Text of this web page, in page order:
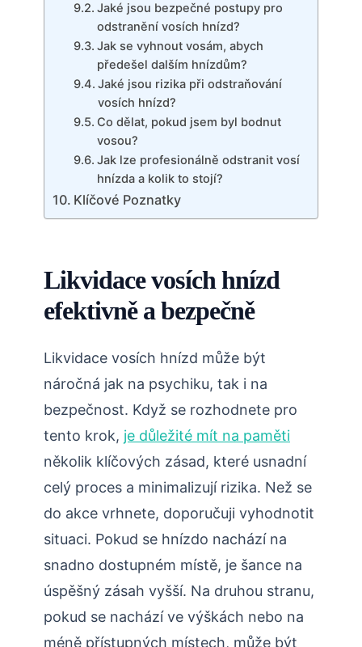
Jaké jsou bezpečné postupy pro
odstranění vosích hnízd?
Jak⁣ se vyhnout vosám,​ abych⁣
předešel dalším hnízdům?
Jaké jsou rizika při odstraňování
vosích ‌hnízd?
Co dělat, pokud jsem byl bodnut
vosou?
Jak ​lze profesionálně odstranit vosí
hnízda a⁢ kolik to stojí?
Klíčové Poznatky
Likvidace vosích hnízd
efektivně a ⁢bezpečně
Likvidace vosích hnízd může být
náročná jak na psychiku, tak i na
bezpečnost. Když ‌se rozhodnete pro
tento krok, je důležité mít na paměti
několik klíčových zásad, které usnadní
celý proces a​ minimalizují rizika. Než se
do akce vrhnete, doporučuji vyhodnotit⁢
situaci. Pokud se hnízdo nachází na
snadno ‍dostupném místě, je šance na
úspěšný zásah vyšší. Na ​druhou stranu,
pokud se nachází ve výškách ‌nebo na
méně přístupných místech, může ‍být